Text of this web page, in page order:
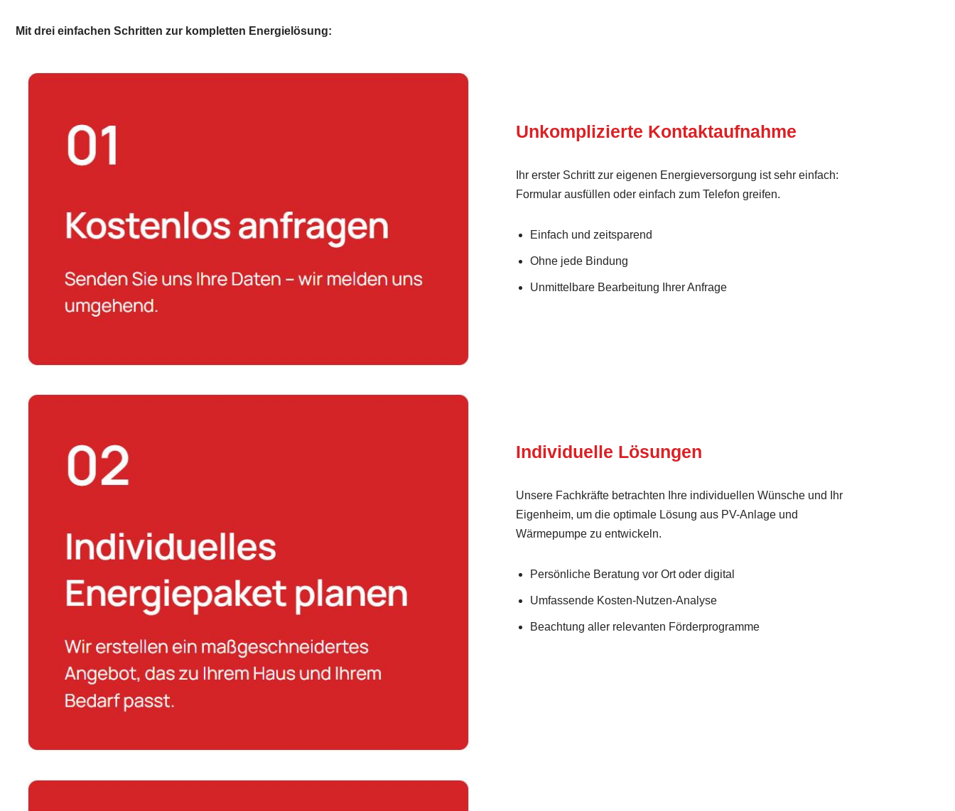
Mit drei einfachen Schritten zur kompletten Energielösung:
Unkomplizierte Kontaktaufnahme
Ihr erster Schritt zur eigenen Energieversorgung ist sehr einfach:
Formular ausfüllen oder einfach zum Telefon greifen.
Einfach und zeitsparend
Ohne jede Bindung
Unmittelbare Bearbeitung Ihrer Anfrage
Individuelle Lösungen
Unsere Fachkräfte betrachten Ihre individuellen Wünsche und Ihr
Eigenheim, um die optimale Lösung aus PV-Anlage und
Wärmepumpe zu entwickeln.
Persönliche Beratung vor Ort oder digital
Umfassende Kosten-Nutzen-Analyse
Beachtung aller relevanten Förderprogramme